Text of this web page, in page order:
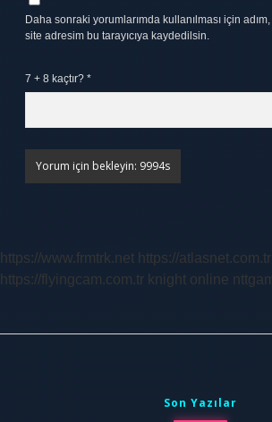
Daha sonraki yorumlarımda kullanılması için
site adresim bu tarayıcıya kaydedilsin.
7 + 8 kaçtır? *
https://www.frmtrk.net https://atlasnet.com.tr
https://flyingcam.com.tr knight online
Son Yazılar